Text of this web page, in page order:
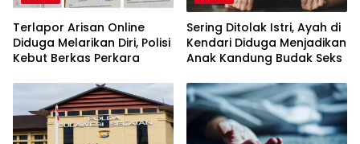
Terlapor Arisan Online
Diduga Melarikan Diri, Polisi
Kebut Berkas Perkara
Sering Ditolak Istri, Ayah di
Kendari Diduga Menjadikan
Anak Kandung Budak Seks